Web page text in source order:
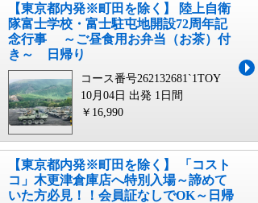
【東京都内発※町田を除く】 陸上自衛
隊富士学校・富士駐屯地開設72周年記
念行事 ～ご昼食用お弁当（お茶）付
き～ 日帰り
コース番号262132681`1TOY
10月04日 出発 1日間
￥16,990
【東京都内発※町田を除く】 「コスト
コ」木更津倉庫店へ特別入場～諦めて
いた方必見！！会員証なしでOK～日帰